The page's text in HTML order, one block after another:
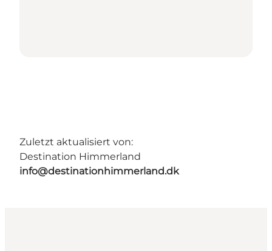
Zuletzt aktualisiert von:
Destination Himmerland
info@destinationhimmerland.dk